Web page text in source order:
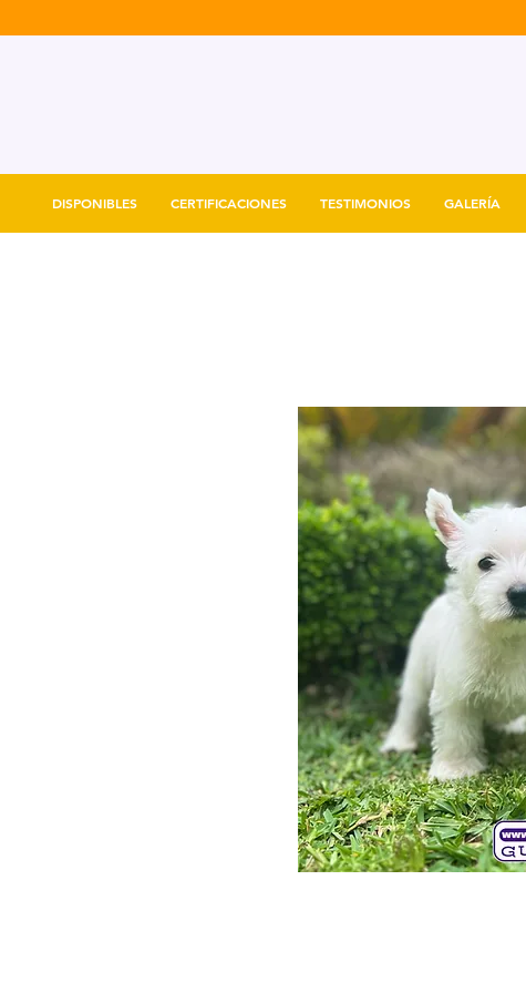
DISPONIBLES CERTIFICACIONES TESTIMONIOS GALERÍA